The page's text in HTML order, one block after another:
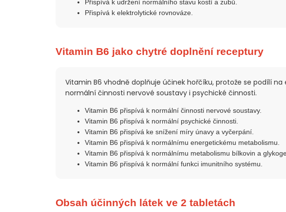
Přispívá k udržení normálního stavu kostí a zubů.
Přispívá k elektrolytické rovnováze.
Vitamin B6 jako chytré doplnění receptury
Vitamin B6 vhodně doplňuje účinek hořčíku, protože se podílí
normální činnosti nervové soustavy i psychické činnosti.
Vitamin B6 přispívá k normální činnosti nervové soustavy.
Vitamin B6 přispívá k normální psychické činnosti.
Vitamin B6 přispívá ke snížení míry únavy a vyčerpání.
Vitamin B6 přispívá k normálnímu energetickému metabolismu.
Vitamin B6 přispívá k normálnímu metabolismu bílkovin a
Vitamin B6 přispívá k normální funkci imunitního systému.
Obsah účinných látek ve 2 tabletách